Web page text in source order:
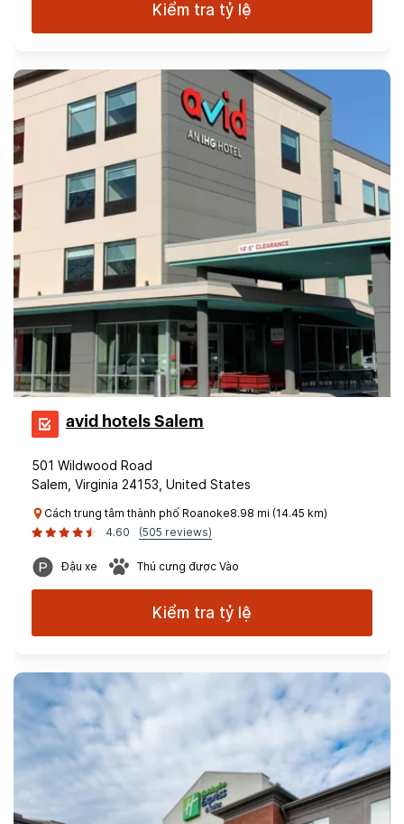
Kiểm tra tỷ lệ
avid hotels Salem
501 Wildwood Road
Salem, Virginia 24153, United States
Cách trung tâm thành phố Roanoke8.98 mi (14.45 km)
4.60
(505 reviews)
Đậu xe Thú cưng được Vào
Kiểm tra tỷ lệ